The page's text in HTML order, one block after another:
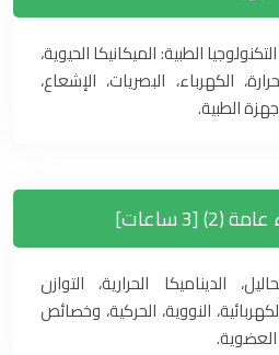
الطبية: الميكانيكا الحيوية،
الكهرباء، البصريات، الإشعاع،
الطبية.
الديناميكا الحرارية، التوازن
النووية، الحركية، وخصائص